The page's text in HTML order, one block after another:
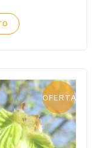
OFERTA!